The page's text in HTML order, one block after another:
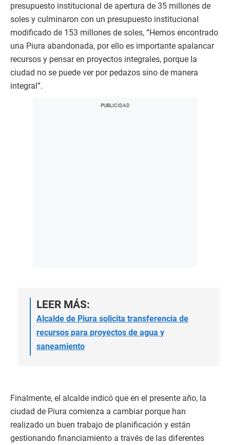
presupuesto institucional de apertura de 35 millones de
soles y culminaron con un presupuesto institucional
modificado de 153 millones de soles, “Hemos encontrado
una Piura abandonada, por ello es importante apalancar
recursos y pensar en proyectos integrales, porque la
ciudad no se puede ver por pedazos sino de manera
integral”.
LEER MÁS:
Alcalde de Piura solicita transferencia de
recursos para proyectos de agua y
saneamiento
Finalmente, el alcalde indicó que en el presente año, la
ciudad de Piura comienza a cambiar porque han
realizado un buen trabajo de planificación y están
gestionando financiamiento a través de las diferentes